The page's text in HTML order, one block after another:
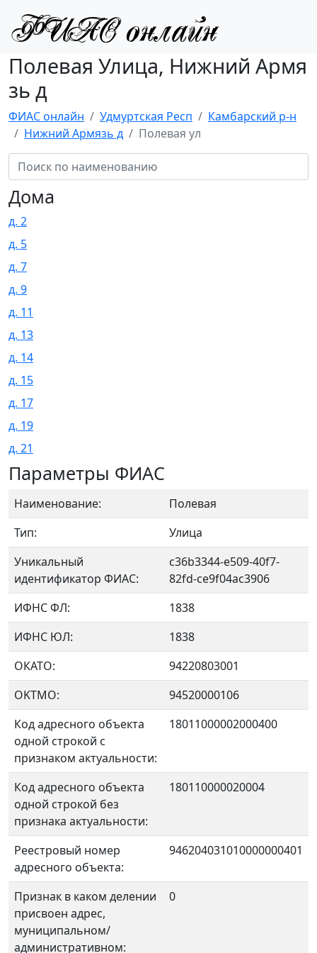
Полевая Улица, Нижний Армя
зь д
ФИАС онлайн Удмуртская Респ
Камбарский р-н
Нижний Армязь д
Полевая ул
Дома
д. 2
д. 5
д. 7
д. 9
д. 11
д. 13
д. 14
д. 15
д. 17
д. 19
д. 21
Параметры ФИАС
Наименование:
Полевая
Тип:
Улица
Уникальный
идентификатор ФИАС:
c36b3344-e509-40f7-
82fd-ce9f04ac3906
ИФНС ФЛ:
1838
ИФНС ЮЛ:
1838
ОКАТО:
94220803001
OKTMO:
94520000106
Код адресного объекта
одной строкой с
признаком актуальности:
18011000002000400
Код адресного объекта
одной строкой без
признака актуальности:
180110000020004
Реестровый номер
адресного объекта:
946204031010000000401
Признак в каком делении
присвоен адрес,
муниципальном/
административном:
0